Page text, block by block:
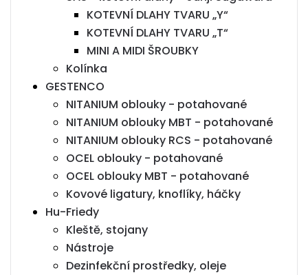
KOTEVNÍ DLAHY TVARU „Y“
KOTEVNÍ DLAHY TVARU „T“
MINI A MIDI ŠROUBKY
Kolínka
GESTENCO
NITANIUM oblouky - potahované
NITANIUM oblouky MBT - potahované
NITANIUM oblouky RCS - potahované
OCEL oblouky - potahované
OCEL oblouky MBT - potahované
Kovové ligatury, knoflíky, háčky
Hu-Friedy
Kleště, stojany
Nástroje
Dezinfekční prostředky, oleje